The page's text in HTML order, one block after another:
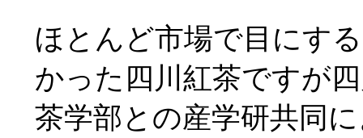
ほとんど市場で目にす
かった四川紅茶ですが
茶学部との産学研共同